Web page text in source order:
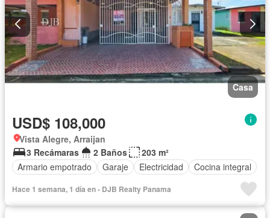
Casa
USD$ 108,000
Vista Alegre, Arraijan
3 Recámaras
2 Baños
203 m²
Armario empotrado
Garaje Electricidad Cocina integral
Hace 1 semana, 1 día en - DJB Realty Panama